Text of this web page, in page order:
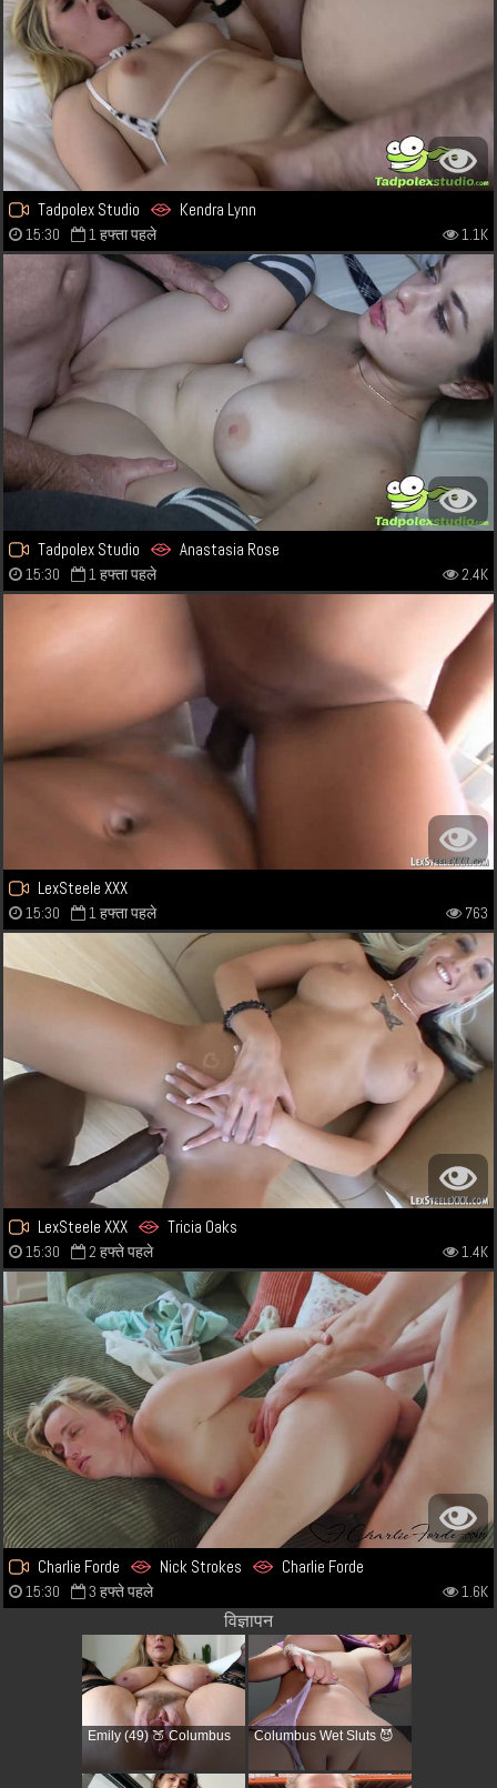
Tadpolex Studio Kendra Lynn
15:30 1 हफ्ता पहले 1.1K
Tadpolex Studio Anastasia Rose
15:30 1 हफ्ता पहले 2.4K
LexSteele XXX
15:30 1 हफ्ता पहले 763
LexSteele XXX Tricia Oaks
15:30 2 हफ्ते पहले 1.4K
Charlie Forde Nick Strokes Charlie Forde
15:30 3 हफ्ते पहले 1.6K
विज्ञापन
Emily (49) 🍑 Columbus Columbus Wet Sluts 😈